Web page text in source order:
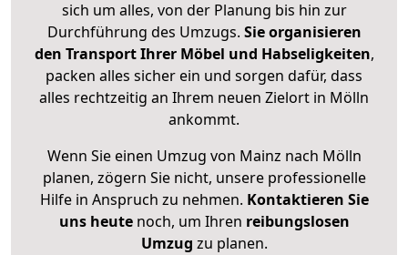
sich um alles, von der Planung bis hin zur
Durchführung des Umzugs. Sie organisieren
den Transport Ihrer Möbel und Habseligkeiten,
packen alles sicher ein und sorgen dafür, dass
alles rechtzeitig an Ihrem neuen Zielort in Mölln
ankommt.
Wenn Sie einen Umzug von Mainz nach Mölln
planen, zögern Sie nicht, unsere professionelle
Hilfe in Anspruch zu nehmen. Kontaktieren Sie
uns heutenoch, um Ihren reibungslosen
Umzug zu planen.